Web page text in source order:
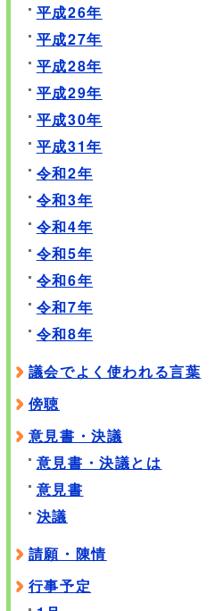
平成26年
平成27年
平成28年
平成29年
平成30年
平成31年
令和2年
令和3年
令和4年
令和5年
令和6年
令和7年
令和8年
議会でよく使われる言葉
傍聴
意見書・決議
意見書・決議とは
意見書
決議
請願・陳情
行事予定